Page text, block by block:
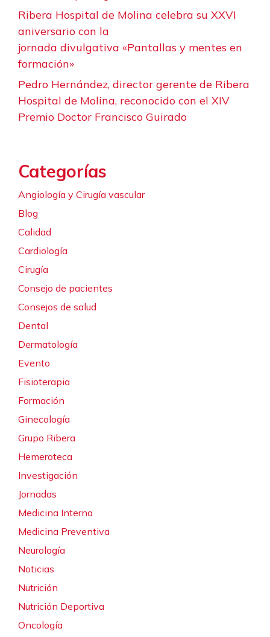
Ribera Hospital de Molina celebra su XXVI
aniversario con la
jornada divulgativa «Pantallas y mentes en
formación»
Pedro Hernández, director gerente de Ribera
Hospital de Molina, reconocido con el XIV
Premio Doctor Francisco Guirado
Categorías
Angiología y Cirugía vascular
Blog
Calidad
Cardiología
Cirugía
Consejo de pacientes
Consejos de salud
Dental
Dermatología
Evento
Fisioterapia
Formación
Ginecología
Grupo Ribera
Hemeroteca
Investigación
Jornadas
Medicina Interna
Medicina Preventiva
Neurología
Noticias
Nutrición
Nutrición Deportiva
Oncología